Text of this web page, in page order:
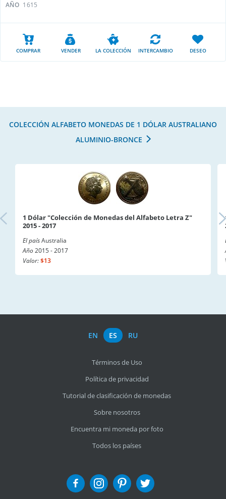
AÑO 1615
COMPRAR VENDER LA COLECCIÓN INTERCAMBIO DESEO
COLECCIÓN ALFABETO MONEDAS DE 1 DÓLAR AUSTRALIANO
ALUMINIO-BRONCE
1 Dólar "Colección de Monedas del Alfabeto Letra Z"
2015 - 2017
El paísAustralia
Año2015 - 2017
Valor:$13
EN ES RU
Términos de Uso
Política de privacidad
Tutorial de clasificación de monedas
Sobre nosotros
Encuentra mi moneda por foto
Todos los países